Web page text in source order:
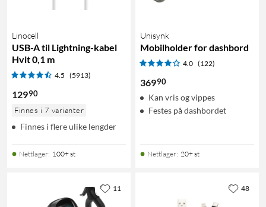
Linocell
USB-A til Lightning-kabel
Hvit 0,1 m
4.5 (5913)
12990
Finnes i 7 varianter
Finnes i flere ulike lengder
Nettlager: 100+ st
Unisynk
Mobilholder for dashbord
4.0 (122)
36990
Kan vris og vippes
Festes på dashbordet
Nettlager: 20+ st
11 48